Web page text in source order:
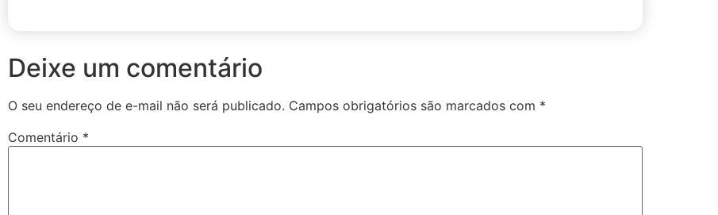
Deixe um comentário
O seu endereço de e-mail não será publicado. Campos obrigatórios são marcados com *
Comentário *